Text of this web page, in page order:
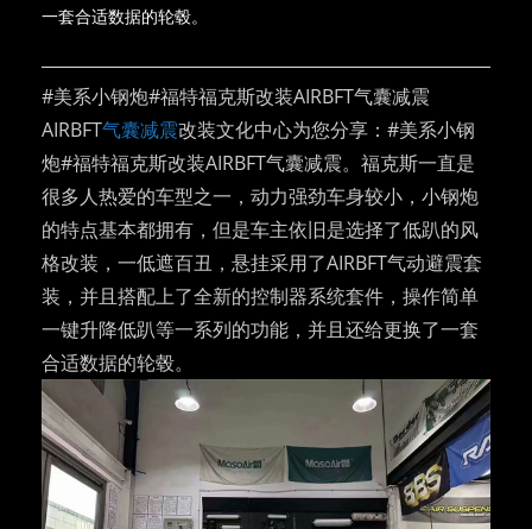
一套合适数据的轮毂。
#美系小钢炮#福特福克斯改装AIRBFT气囊减震
AIRBFT气囊减震改装文化中心为您分享：#美系小钢
炮#福特福克斯改装AIRBFT气囊减震。福克斯一直是
很多人热爱的车型之一，动力强劲车身较小，小钢炮
的特点基本都拥有，但是车主依旧是选择了低趴的风
格改装，一低遮百丑，悬挂采用了AIRBFT气动避震套
装，并且搭配上了全新的控制器系统套件，操作简单
一键升降低趴等一系列的功能，并且还给更换了一套
合适数据的轮毂。